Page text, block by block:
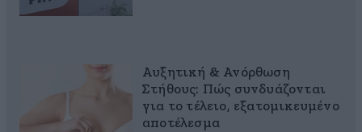
Αυξητική & Ανόρθωση
Στήθους: Πώς συνδυάζονται
για το τέλειο, εξατομικευμένο
αποτέλεσμα